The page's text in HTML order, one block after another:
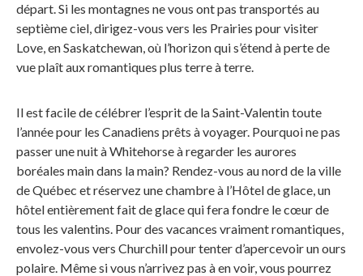
départ. Si les montagnes ne vous ont pas transportés au
septième ciel, dirigez-vous vers les Prairies pour visiter
Love, en Saskatchewan, où l’horizon qui s’étend à perte de
vue plaît aux romantiques plus terre à terre.
Il est facile de célébrer l’esprit de la Saint-Valentin toute
l’année pour les Canadiens prêts à voyager. Pourquoi ne pas
passer une nuit à Whitehorse à regarder les aurores
boréales main dans la main? Rendez-vous au nord de la ville
de Québec et réservez une chambre à l’Hôtel de glace, un
hôtel entièrement fait de glace qui fera fondre le cœur de
tous les valentins. Pour des vacances vraiment romantiques,
envolez-vous vers Churchill pour tenter d’apercevoir un ours
polaire. Même si vous n’arrivez pas à en voir, vous pourrez